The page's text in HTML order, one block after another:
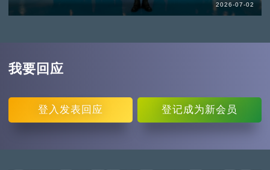
2026-07-02
我要回应
登入 发表回应 登记成为新会员